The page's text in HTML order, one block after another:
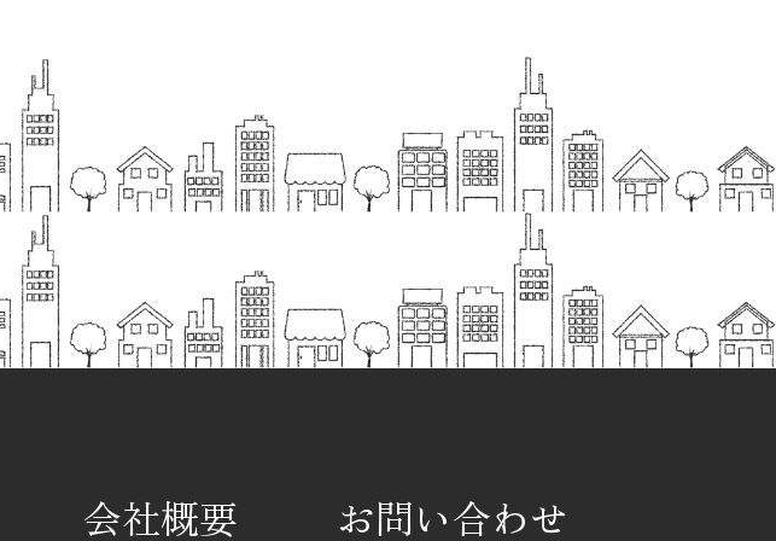
会社概要 お問い合わせ